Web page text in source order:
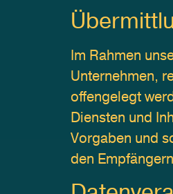
Im Rahmen
Unternehmen,
offengelegt
Diensten und
Vorgaben und
den